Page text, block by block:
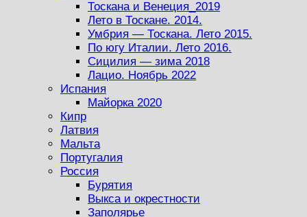
Тоскана и Венеция_2019
Лето в Тоскане. 2014.
Умбрия — Тоскана. Лето 2015.
По югу Италии. Лето 2016.
Сицилия — зима 2018
Лацио. Ноябрь 2022
Испания
Майорка 2020
Кипр
Латвия
Мальта
Португалия
Россия
Бурятия
Выкса и окрестности
Заполярье